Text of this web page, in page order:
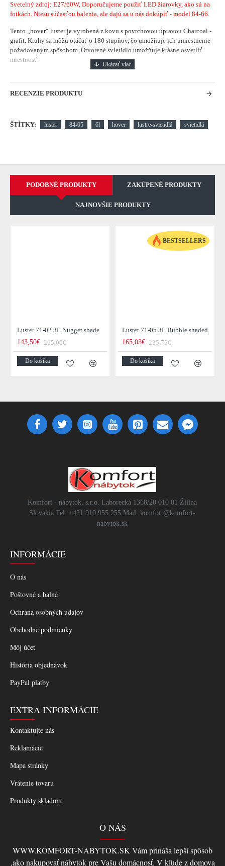
Svetelný zdroj: E27/60W, Doporučujeme použiť LED žiarovky, ako sú na
fotkách. Niesu súčasťou balenia, ale dajú sa u nás dokúpiť - model 84-66.
Tento „hover“ luster je vyrobená z kovu s povrchovou úpravou Charcoal -
grafit. Kruhy sa môžu otáčať o 180 stupňov, čo umožňuje ich umiestnenie
požadovaným spôsobom. Otvorené svietidlo umožňuje krásne osvetliť
miestnosť.
RECENZIE PRODUKTU
ŠTÍTKY: luster 84-05 6l hover lustre-svietidlá svietidlá
PODOBNÉ PRODUKTY ZAKÚPENÉ PRODUKTY
NAJNOVŠIE PRODUKTY
Luster 71-02 3L Nugget shade
143,50€ 205,00€
Do košíka
BESTSELLERS
Luster 71-05 3L Bubble shaded
165,03€ 235,75€
Do košíka
Komfort - nábytok, s.r.o. Laborecká 1368/20 010 01 Žilina
Slovakia Tel: +421 910 955 255 Mail: komfort@komfort-
nabytok.sk
INFORMÁCIE
O nás
Poštovné a balné
Ochrana osobných údajov
Obchodné podmienky
Môj účet
História objednávok
PayPal platby
EXTRA INFORMÁCIE
Kontaktujte nás
Reklamácie
Mapa stránky
Vrátenie tovaru
Produkty skladom
O NÁS
WWW.KOMFORT-NABYTOK.SK Vám prináša lepší spôsob
,ako nakupovať nábytok pre Vašu domácnosť. V kľude z domova